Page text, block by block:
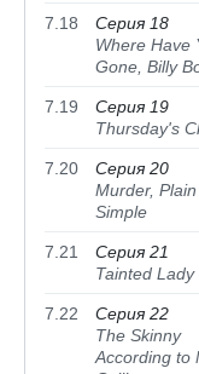
7.18
Серия 18
Where Have
Gone, Billy
7.19
Серия 19
Thursday's
7.20
Серия 20
Murder,
Simple
7.21
Серия 21
Tainted Lady
7.22
Серия 22
The Skinny
According to